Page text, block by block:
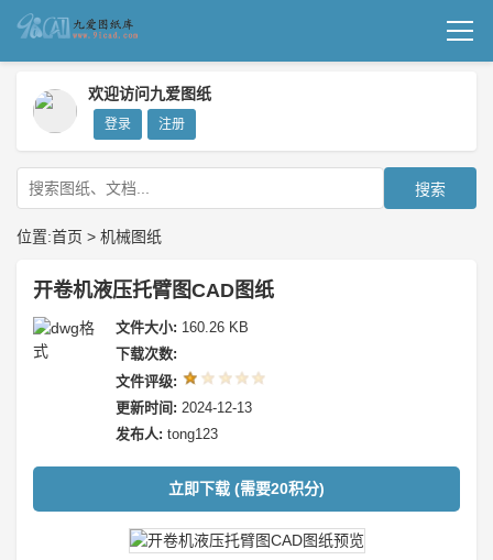
机械图纸
成套图纸
技术文档
我要上传
欢迎访问九爱图纸
登录 注册
搜索
位置:首页 > 机械图纸
开卷机液压托臂图CAD图纸
文件大小: 160.26 KB
下载次数:
文件评级:
更新时间: 2024-12-13
发布人: tong123
立即下载 (需要20积分)